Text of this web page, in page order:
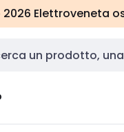
Elettroveneta
input